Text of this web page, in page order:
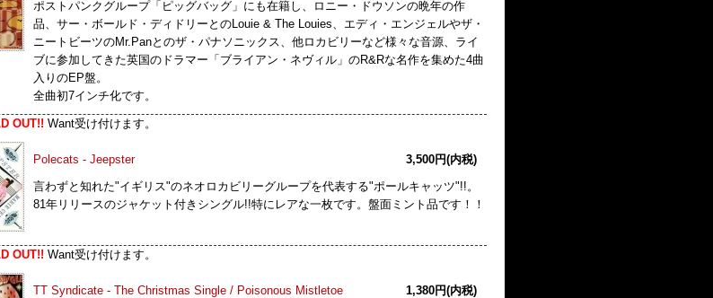
ポストパンクグループ「ピッグバッグ」にも在籍し、ロニー・ドウソンの晩年の作
品、サー・ボールド・ディドリーとのLouie & The Louies、エディ・エンジェルやザ・
ニートビーツのMr.Panとのザ・パナソニックス、他ロカビリーなど様々な音源、ライ
ブに参加してきた英国のドラマー「ブライアン・ネヴィル」のR&Rな名作を集めた4曲
入りのEP盤。
全曲初7インチ化です。
OUT!! Want受け付けます。
Polecats - Jeepster
3,500円(内税)
言わずと知れた"イギリス"のネオロカビリーグループを代表する"ポールキャッツ"!!。
81年リリースのジャケット付きシングル!!特にレアな一枚です。盤面ミント品です！！
OUT!! Want受け付けます。
TT Syndicate - The Christmas Single / Poisonous Mistletoe
1,380円(内税)